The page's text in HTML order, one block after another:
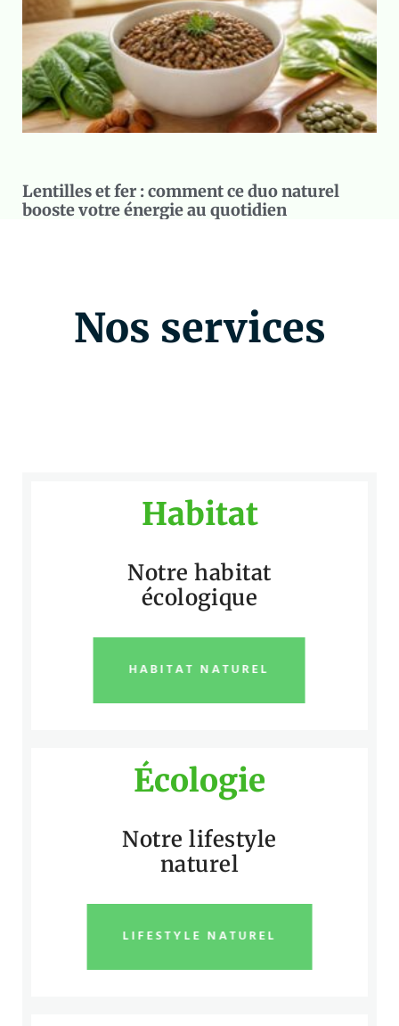
Lentilles et fer : comment ce duo naturel
booste votre énergie au quotidien
Nos services
Habitat
Notre habitat
écologique
HABITAT NATUREL
Écologie
Notre lifestyle
naturel
LIFESTYLE NATUREL